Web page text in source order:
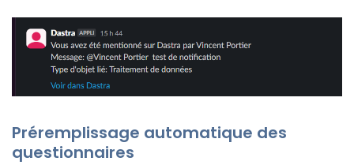
Préremplissage automatique des
questionnaires